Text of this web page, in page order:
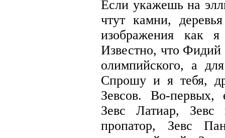
Если укажешь на
чтут камни,
изображения как
Известно, что Фидий
олимпийского, а
Спрошу и я тебя,
Зевсов. Во-первых,
Зевс Латиар, Зевс
пропатор, Зевс